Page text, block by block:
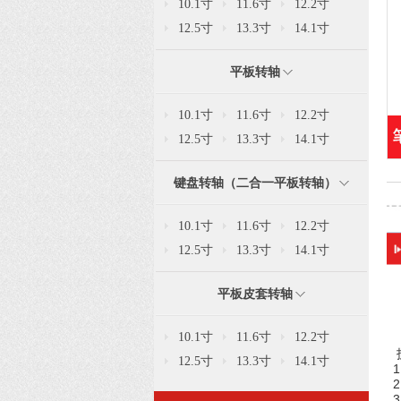
10.1寸 11.6寸
12.2寸
12.5寸
13.3寸 14.1寸
平板转轴
10.1寸 11.6寸
12.2寸
12.5寸
13.3寸 14.1寸
键盘转轴（二合一平板转轴）
10.1寸 11.6寸
12.2寸
12.5寸
13.3寸 14.1寸
平板皮套转轴
10.1寸 11.6寸
12.2寸
12.5寸
13.3寸 14.1寸